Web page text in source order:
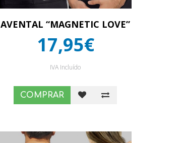
AVENTAL “MAGNETIC LOVE”
17,95€
IVA Incluído
COMPRAR